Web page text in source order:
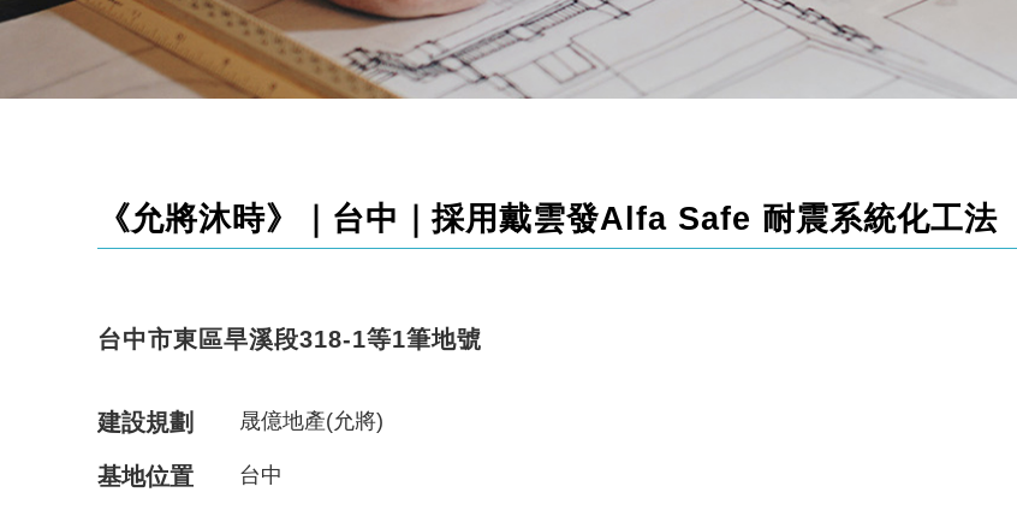
《允將沐時》｜台中｜採用戴雲發Alfa Safe 耐震系統化工法
台中市東區旱溪段318-1等1筆地號
建設規劃 晟億地產(允將)
基地位置 台中